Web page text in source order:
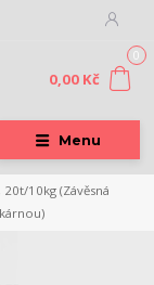
Menu
0
0,00 Kč
20t/10kg (Závěsná